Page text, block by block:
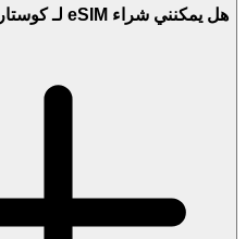
هل يمكنني شراء eSIM لـ كوستاريكا في المطار؟